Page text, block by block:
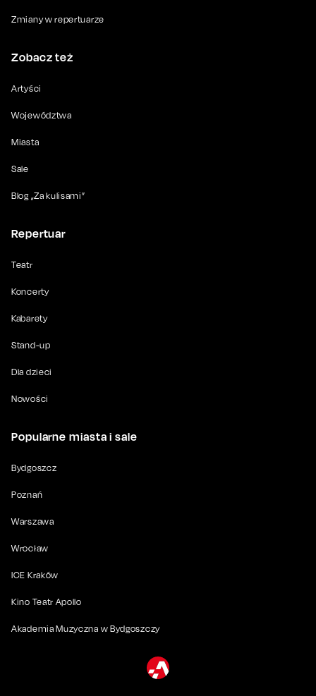
Zmiany w repertuarze
Zobacz też
Artyści
Województwa
Miasta
Sale
Blog „Za kulisami”
Repertuar
Teatr
Koncerty
Kabarety
Stand-up
Dla dzieci
Nowości
Popularne miasta i sale
Bydgoszcz
Poznań
Warszawa
Wrocław
ICE Kraków
Kino Teatr Apollo
Akademia Muzyczna w Bydgoszczy